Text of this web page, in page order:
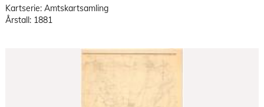
Kartserie: Amtskartsamling
Årstall: 1881